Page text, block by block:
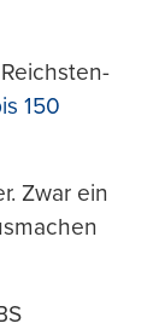
150
Zwar ein